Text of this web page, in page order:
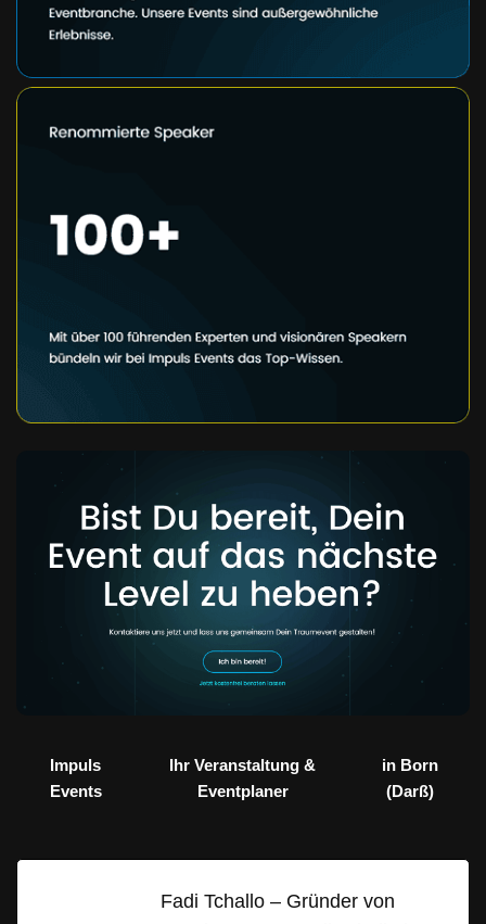
Impuls
Events
Ihr Veranstaltung &
Eventplaner
in Born
(Darß)
Fadi Tchallo – Gründer von